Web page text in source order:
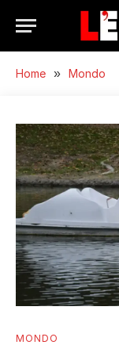
Home » Mondo
MONDO